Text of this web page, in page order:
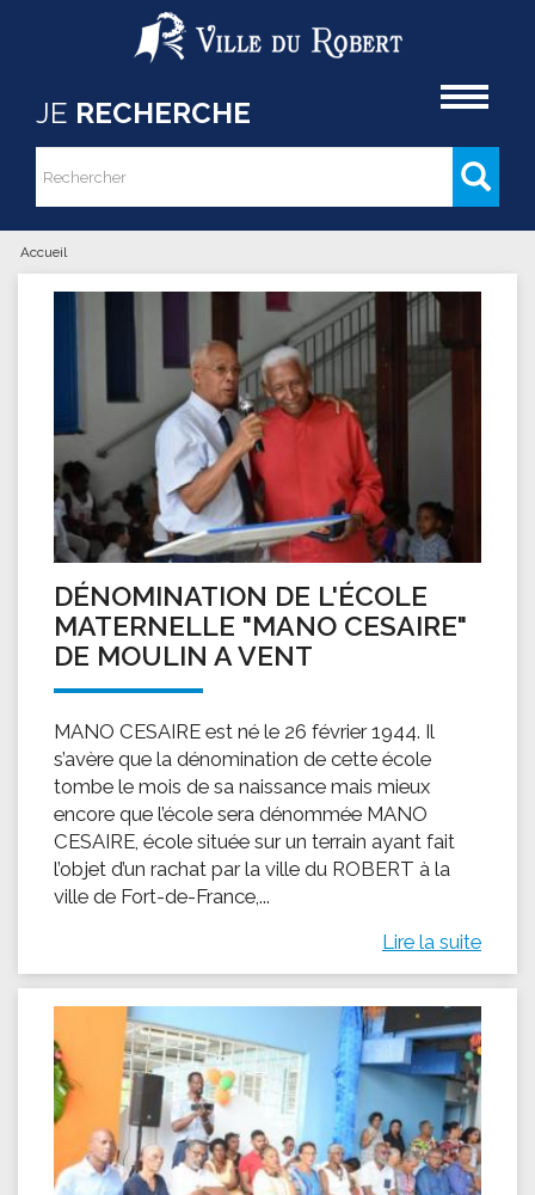
Aller au contenu principal
JE RECHERCHE
Formulaire de recherche
Rechercher
Vous êtes ici
Accueil
DÉNOMINATION DE L'ÉCOLE
MATERNELLE "MANO CESAIRE"
DE MOULIN A VENT
MANO CESAIRE est né le 26 février 1944. Il
s’avère que la dénomination de cette école
tombe le mois de sa naissance mais mieux
encore que l’école sera dénommée MANO
CESAIRE, école située sur un terrain ayant fait
l’objet d’un rachat par la ville du ROBERT à la
ville de Fort-de-France,...
Lire la suite